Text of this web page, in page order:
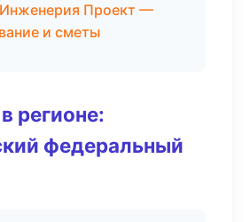
Проект —
и сметы
регионе:
федеральный